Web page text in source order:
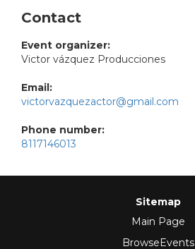
Contact
Event organizer:
Victor vázquez Producciones
Email:
victorvazquezactor@gmail.com
Phone number:
8117146013
Sitemap
Main Page
BrowseEvents